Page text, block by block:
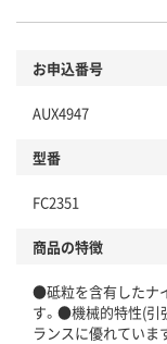
お申込番号
AUX4947
型番
FC2351
商品の特徴
●砥粒を含有したナ
す。●機械的特性(引
ランスに優れていま